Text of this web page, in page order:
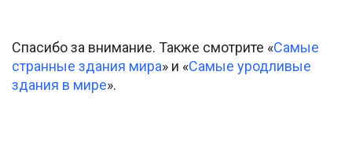
Спасибо за внимание. Также смотрите «Самые
странные здания мира» и «Самые уродливые
здания в мире».